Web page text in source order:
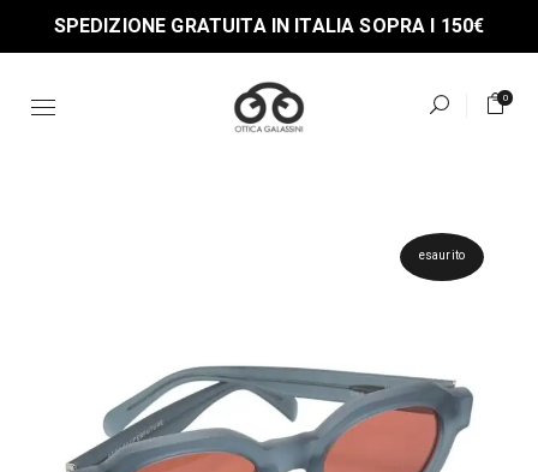
the
SPEDIZIONE GRATUITA IN ITALIA SOPRA I 150€
0
esaurito